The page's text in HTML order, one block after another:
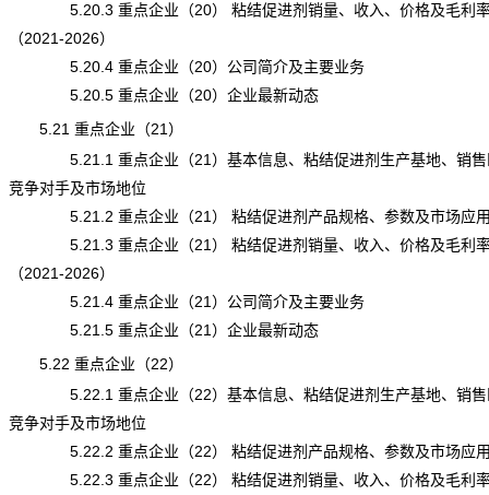
5.20.3 重点企业（20） 粘结促进剂销量、收入、价格及毛利
（2021-2026）
5.20.4 重点企业（20）公司简介及主要业务
5.20.5 重点企业（20）企业最新动态
5.21 重点企业（21）
5.21.1 重点企业（21）基本信息、粘结促进剂生产基地、销售
竞争对手及市场地位
5.21.2 重点企业（21） 粘结促进剂产品规格、参数及市场应
5.21.3 重点企业（21） 粘结促进剂销量、收入、价格及毛利
（2021-2026）
5.21.4 重点企业（21）公司简介及主要业务
5.21.5 重点企业（21）企业最新动态
5.22 重点企业（22）
5.22.1 重点企业（22）基本信息、粘结促进剂生产基地、销售
竞争对手及市场地位
5.22.2 重点企业（22） 粘结促进剂产品规格、参数及市场应
5.22.3 重点企业（22） 粘结促进剂销量、收入、价格及毛利